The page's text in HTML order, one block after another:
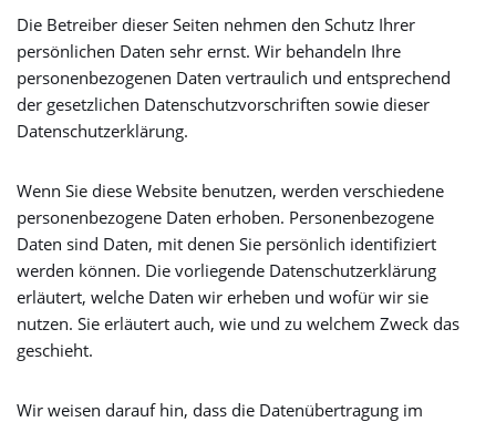
Die Betreiber dieser Seiten nehmen den Schutz Ihrer
persönlichen Daten sehr ernst. Wir behandeln Ihre
personenbezogenen Daten vertraulich und entsprechend
der gesetzlichen Datenschutzvorschriften sowie dieser
Datenschutzerklärung.
Wenn Sie diese Website benutzen, werden verschiedene
personenbezogene Daten erhoben. Personenbezogene
Daten sind Daten, mit denen Sie persönlich identifiziert
werden können. Die vorliegende Datenschutzerklärung
erläutert, welche Daten wir erheben und wofür wir sie
nutzen. Sie erläutert auch, wie und zu welchem Zweck das
geschieht.
Wir weisen darauf hin, dass die Datenübertragung im